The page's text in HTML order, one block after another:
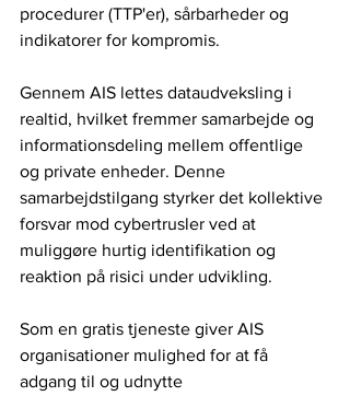
procedurer (TTP'er), sårbarheder og
indikatorer for kompromis.
Gennem AIS lettes dataudveksling i
realtid, hvilket fremmer samarbejde og
informationsdeling mellem offentlige
og private enheder. Denne
samarbejdstilgang styrker det kollektive
forsvar mod cybertrusler ved at
muliggøre hurtig identifikation og
reaktion på risici under udvikling.
Som en gratis tjeneste giver AIS
organisationer mulighed for at få
adgang til og udnytte